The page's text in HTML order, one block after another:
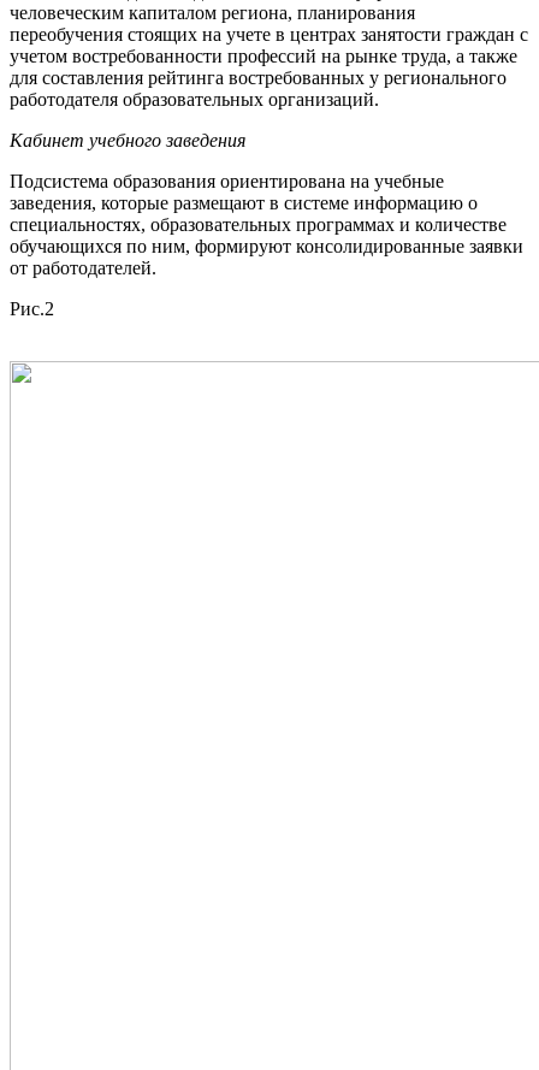
человеческим капиталом региона, планирования
переобучения стоящих на учете в центрах занятости граждан с
учетом востребованности профессий на рынке труда, а также
для составления рейтинга востребованных у регионального
работодателя образовательных организаций.
Кабинет учебного заведения
Подсистема образования ориентирована на учебные
заведения, которые размещают в системе информацию о
специальностях, образовательных программах и количестве
обучающихся по ним, формируют консолидированные заявки
от работодателей.
Рис.2